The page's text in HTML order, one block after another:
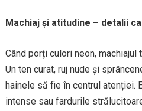
Machiaj și atitudine – detalii
Când porți culori neon,
Un ten curat, ruj nude și
hainele să fie în centrul atenției.
intense sau fardurile